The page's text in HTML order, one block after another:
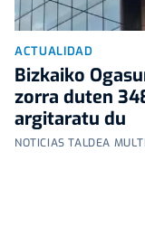
ACTUALIDAD
Bizkaiko
zorra duten
argitaratu du
NOTICIAS TALDEA